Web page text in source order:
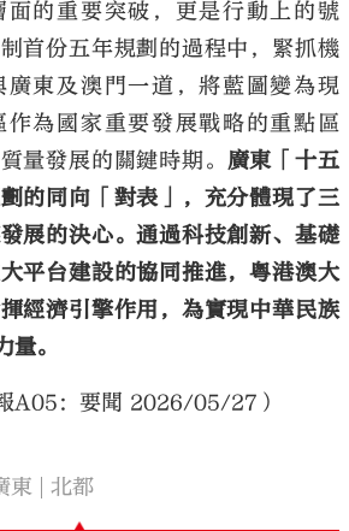
面的重要突破，更是行動上的號
首份五年規劃的過程中，緊抓機
廣東及澳門一道，將藍圖變為現
作為國家重要發展戰略的重點區
量發展的關鍵時期。 廣東「十五
的同向「對表」，充分體現了三
展的決心。通過科技創新、基礎
平台建設的協同推進，粵港澳大
經濟引擎作用，為實現中華民族
。
A05：要聞 2026/05/27）
東 北都